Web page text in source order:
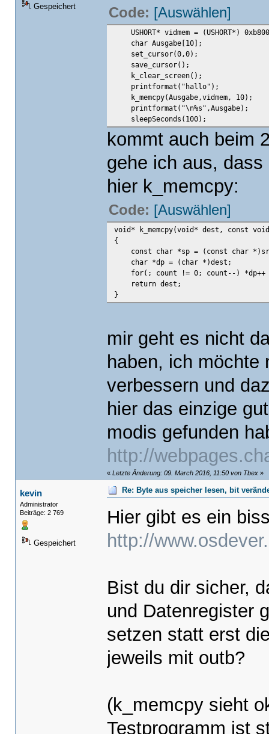
Gespeichert Code: [Auswählen]
USHORT* vidmem = (USHORT*)
char Ausgabe[10];
set_cursor(0,0);
save_cursor();
k_clear_screen();
printformat("hallo");
k_memcpy(Ausgabe,vidmem, 10);
printformat("\n%s",Ausgabe);
sleepSeconds(100);
kommt auch beim
gehe ich aus,
hier k_memcpy:
Code: [Auswählen]
void* k_memcpy(void* dest, const
{
const char *sp = (const char
char *dp = (char *)dest;
for(; count != 0; count--) *dp++
return dest;
}
mir geht es nicht
haben, ich möchte
verbessern und
hier das einzige
modis gefunden
http://
« Letzte Änderung: 09. March 2016, 11:50 von Tbex»
kevin
Administrator
Beiträge: 2 769
Gespeichert
Re: Byte aus speicher lesen, bit
Hier gibt es ein
http://
Bist du dir sicher,
und Datenregister
setzen statt erst
jeweils mit outb?
(k_memcpy sieht
Testprogramm ist